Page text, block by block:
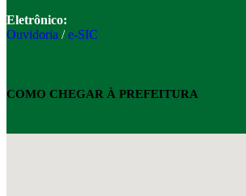
Eletrônico:
Ouvidoria /e-SIC
COMO CHEGAR À PREFEITURA